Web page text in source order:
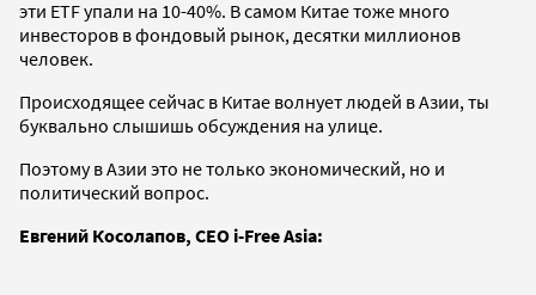
эти ETF упали на 10-40%. В самом Китае тоже много
инвесторов в фондовый рынок, десятки миллионов
человек.
Происходящее сейчас в Китае волнует людей в Азии, ты
буквально слышишь обсуждения на улице.
Поэтому в Азии это не только экономический, но и
политический вопрос.
Евгений Косолапов, CEO i-Free Asia: